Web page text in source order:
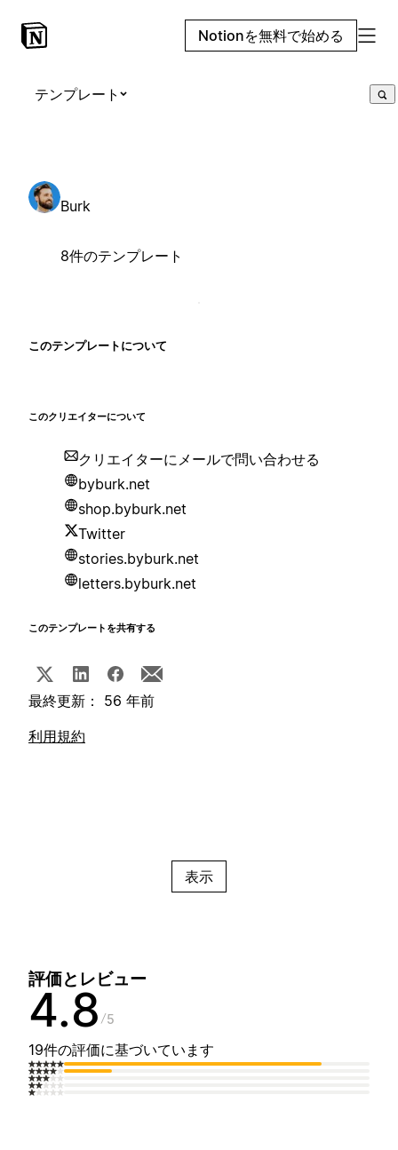
Notionを無料で始める
テンプレート
Burk
8件のテンプレート
このテンプレートについて
このクリエイターについて
クリエイターにメールで問い合わせる
byburk.net
shop.byburk.net
Twitter
stories.byburk.net
letters.byburk.net
このテンプレートを共有する
最終更新： 56 年前
利用規約
表示
評価とレビュー
4.8 5
19件の評価に基づいています